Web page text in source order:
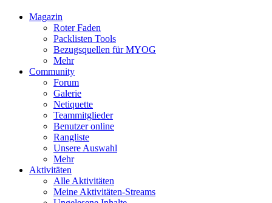
Magazin
Roter Faden
Packlisten Tools
Bezugsquellen für MYOG
Mehr
Community
Forum
Galerie
Netiquette
Teammitglieder
Benutzer online
Rangliste
Unsere Auswahl
Mehr
Aktivitäten
Alle Aktivitäten
Meine Aktivitäten-Streams